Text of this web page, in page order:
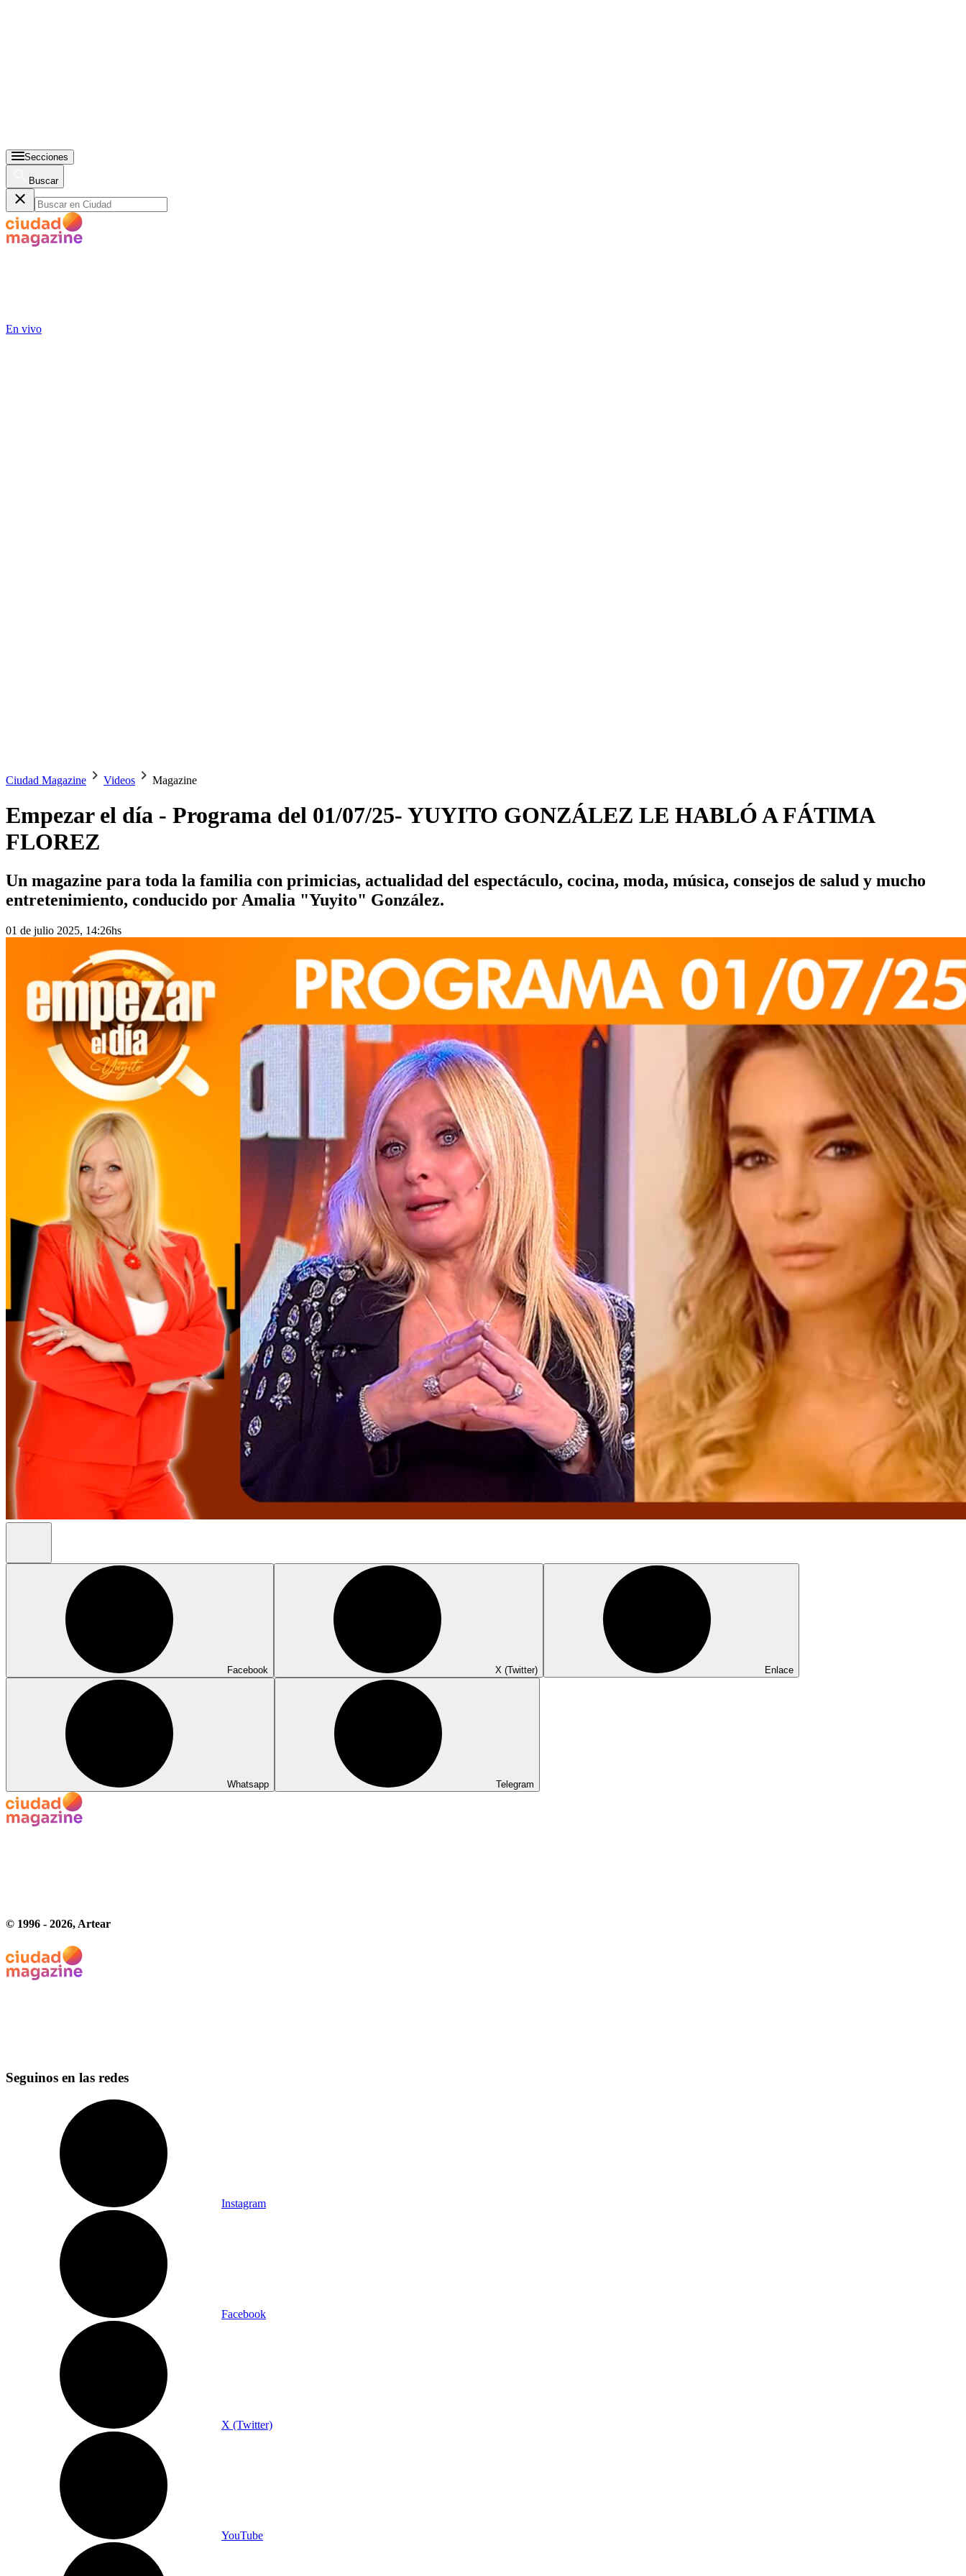
Secciones
Buscar
En vivo
Ciudad Magazine Videos Magazine
Empezar el día - Programa del 01/07/25- YUYITO GONZÁLEZ LE HABLÓ A FÁTIMA
FLOREZ
Un magazine para toda la familia con primicias, actualidad del espectáculo, cocina, moda, música, consejos de salud y mucho
entretenimiento, conducido por Amalia "Yuyito" González.
01 de julio 2025, 14:26hs
Facebook X (Twitter) Enlace
Whatsapp Telegram
© 1996 - 2026, Artear
Seguinos en las redes
Instagram
Facebook
X (Twitter)
YouTube